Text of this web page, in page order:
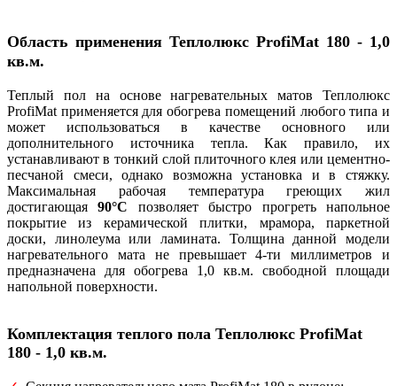
Область применения Теплолюкс ProfiMat 180 - 1,0
кв.м.
Теплый пол на основе нагревательных матов Теплолюкс
ProfiMat применяется для обогрева помещений любого типа и
может использоваться в качестве основного или
дополнительного источника тепла. Как правило, их
устанавливают в тонкий слой плиточного клея или цементно-
песчаной смеси, однако возможна установка и в стяжку.
Максимальная рабочая температура греющих жил
достигающая90°C позволяет быстро прогреть напольное
покрытие из керамической плитки, мрамора, паркетной
доски, линолеума или ламината. Толщина данной модели
нагревательного мата не превышает 4-ти миллиметров и
предназначена для обогрева 1,0 кв.м. свободной площади
напольной поверхности.
Комплектация теплого пола Теплолюкс ProfiMat
180 - 1,0 кв.м.